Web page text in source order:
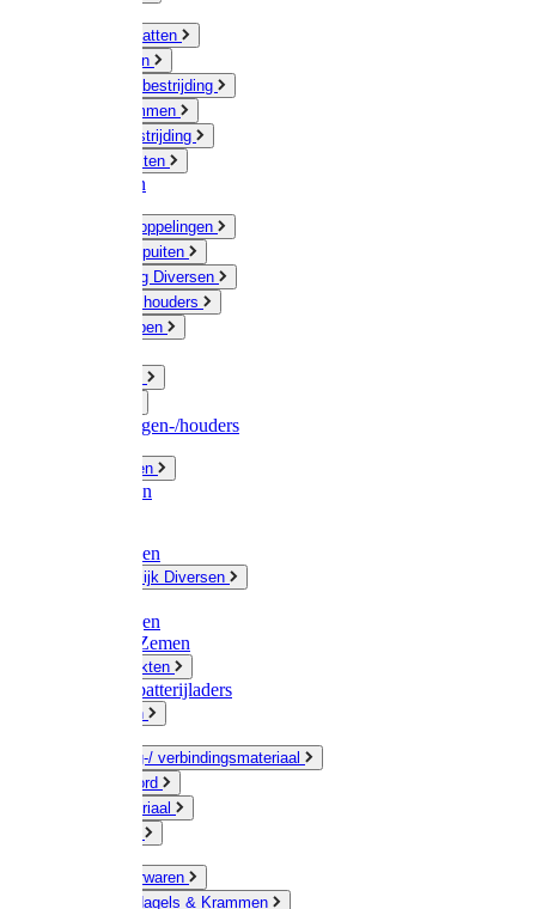
Muizen / Ratten
Drukspuiten
Ongediertebestrijding
Mollenklemmen
Onkruidbestrijding
Vliegenkasten
Meststoffen
Messing koppelingen
Gieters / Spuiten
Besproeiing Diversen
Slangen & houders
Waterpompen
Slangenwagen-/houders
Olie / Vetten
Chemicalien
Plasticzakken
Huishoudelijk Diversen
Zaksluitingen
Sponzen / Zemen
Zeepprodukten
Batterij & batterijladers
Zaklampen
Verpakking-/ verbindingsmateriaal
Touw / Koord
Afdekmateriaal
Kleine ijzerwaren
Spijkers, Nagels & Krammen